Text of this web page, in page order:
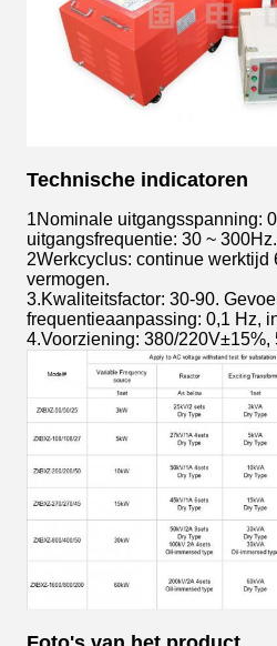
Technische indicatoren
1Nominale uitgangsspanning:
uitgangsfrequentie: 30 ~ 300Hz.
2Werkcyclus: continue werktijd
vermogen.
3.Kwaliteitsfactor: 30-90.
frequentieaanpassing: 0,1 Hz,
4.Voorziening: 380/220V±15%,